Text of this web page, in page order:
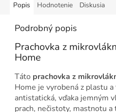
Popis Hodnotenie Diskusia
Podrobný popis
Prachovka z
Home
Táto prachovka z
Home je vyrobená z plastu
antistatická, vďaka jemným
prach, nečistoty, mastnotu